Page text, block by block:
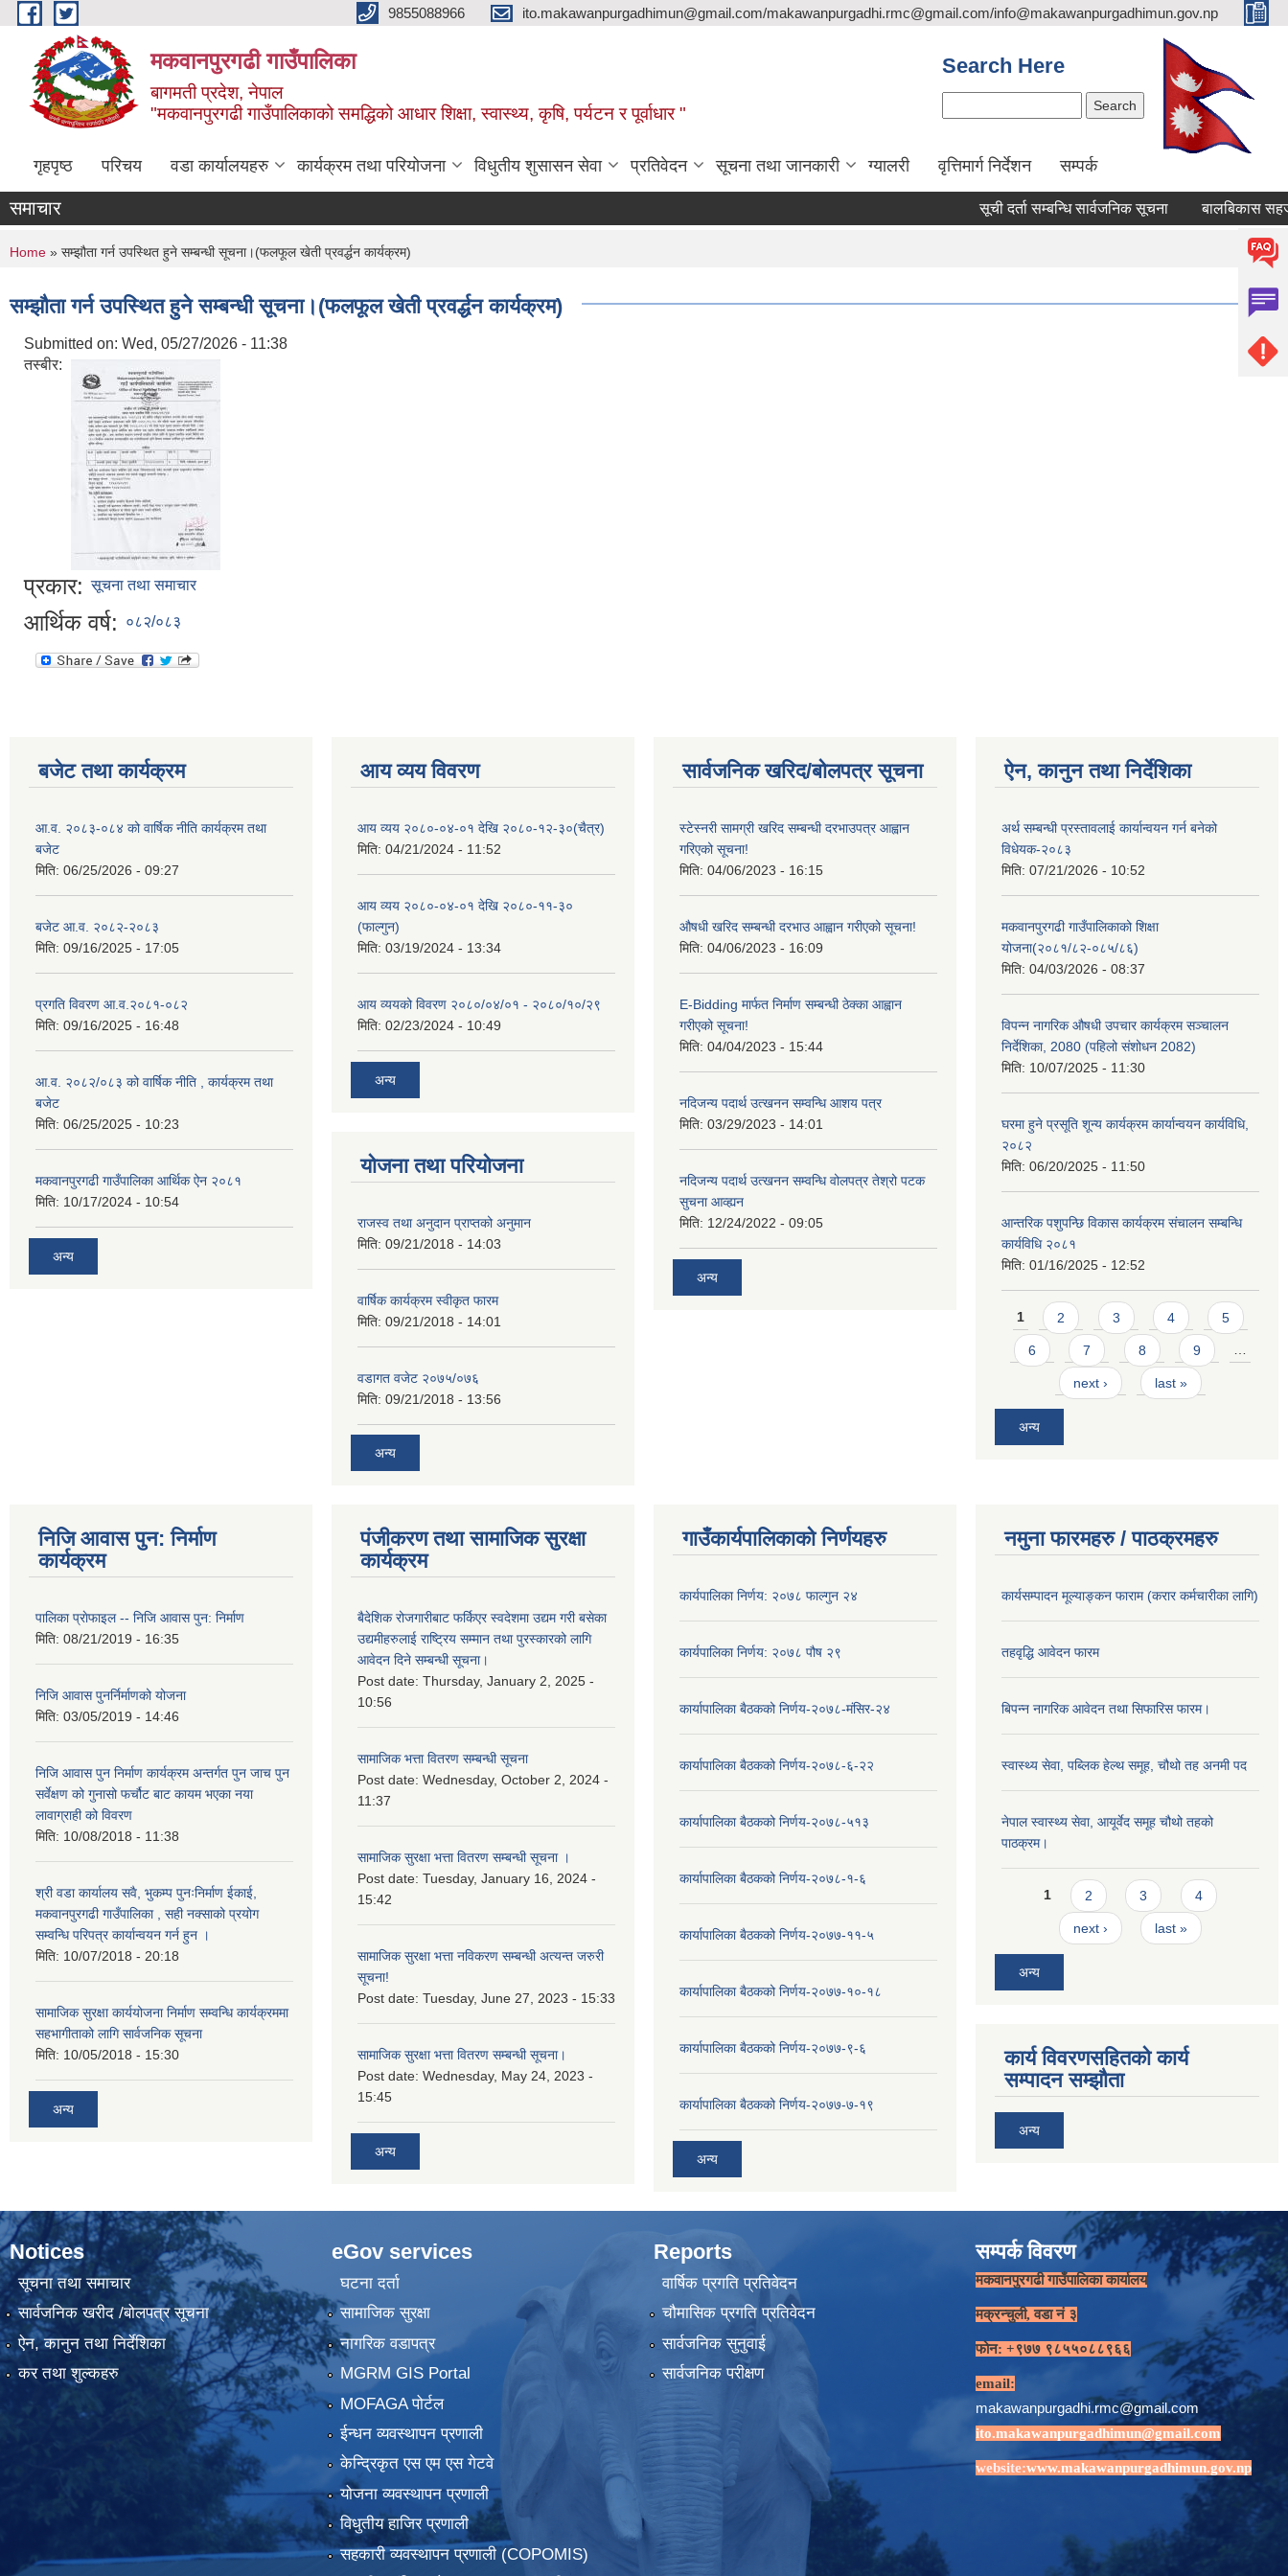
Skip to main content 9855088966 ito.makawanpurgadhimun@gmail.com/makawanpurgadhi.rmc@gmail.com/info@makawanpurgadhimun.gov.np
मकवानपुरगढी गाउँपालिका
बागमती प्रदेश, नेपाल
"मकवानपुरगढी गाउँपालिकाको समद्धिको आधार शिक्षा, स्‍वास्‍थ्‍य, कृषि, पर्यटन र पूर्वाधार "
Search Here
गृहपृष्ठ परिचय वडा कार्यालयहरु कार्यक्रम तथा परियोजना विधुतीय शुसासन सेवा प्रतिवेदन सूचना तथा जानकारी ग्यालरी वृत्तिमार्ग निर्देशन सम्पर्क
समाचार सूची दर्ता सम्बन्धि सार्वजनिक सूचना बालबिकास सहजकर्ता
You are here
Home » सम्झौता गर्न उपस्थित हुने सम्बन्धी सूचना।(फलफूल खेती प्रवर्द्धन कार्यक्रम)
सम्झौता गर्न उपस्थित हुने सम्बन्धी सूचना।(फलफूल खेती प्रवर्द्धन कार्यक्रम)
Submitted on: Wed, 05/27/2026 - 11:38
तस्बीर:
प्रकार: सूचना तथा समाचार
आर्थिक वर्ष: ०८२/०८३
बजेट तथा कार्यक्रम
आ.व. २०८३-०८४ को वार्षिक नीति कार्यक्रम तथा
बजेट
मिति: 06/25/2026 - 09:27
बजेट आ.व. २०८२-२०८३
मिति: 09/16/2025 - 17:05
प्रगति विवरण आ.व.२०८१-०८२
मिति: 09/16/2025 - 16:48
आ.व. २०८२/०८३ को वार्षिक नीति , कार्यक्रम तथा
बजेट
मिति: 06/25/2025 - 10:23
मकवानपुरगढी गाउँपालिका आर्थिक ‌‌‌ऐन २०८१
मिति: 10/17/2024 - 10:54
अन्य
आय व्यय विवरण
आय व्यय २०८०-०४-०१ देखि २०८०-१२-३०(चैत्र)
मिति: 04/21/2024 - 11:52
आय व्यय २०८०-०४-०१ देखि २०८०-११-३०
(फाल्गुन)
मिति: 03/19/2024 - 13:34
आय व्ययको विवरण २०८०/०४/०१ - २०८०/१०/२९
मिति: 02/23/2024 - 10:49
अन्य
योजना तथा परियोजना
राजस्व तथा अनुदान प्राप्तको अनुमान
मिति: 09/21/2018 - 14:03
वार्षिक कार्यक्रम स्वीकृत फारम
मिति: 09/21/2018 - 14:01
वडागत वजेट २०७५/०७६
मिति: 09/21/2018 - 13:56
अन्य
सार्वजनिक खरिद/बोलपत्र सूचना
स्टेस्नरी सामग्री खरिद सम्बन्धी दरभाउपत्र आह्वान
गरिएको सूचना!
मिति: 04/06/2023 - 16:15
औषधी खरिद सम्बन्धी दरभाउ आह्वान गरीएको सूचना!
मिति: 04/06/2023 - 16:09
E-Bidding मार्फत निर्माण सम्बन्धी ठेक्का आह्वान
गरीएको सूचना!
मिति: 04/04/2023 - 15:44
नदिजन्य पदार्थ उत्खनन सम्वन्धि आशय पत्र
मिति: 03/29/2023 - 14:01
नदिजन्य पदार्थ उत्खनन सम्वन्धि वोलपत्र तेश्रो पटक
सुचना आव्ह्यन
मिति: 12/24/2022 - 09:05
अन्य
ऐन, कानुन तथा निर्देशिका
अर्थ सम्बन्धी प्रस्तावलाई कार्यान्वयन गर्न बनेको
विधेयक-२०८३
मिति: 07/21/2026 - 10:52
मकवानपुरगढी गाउँपालिकाको शिक्षा
योजना(२०८१/८२-०८५/८६)
मिति: 04/03/2026 - 08:37
विपन्न नागरिक औषधी उपचार कार्यक्रम सञ्चालन
निर्देशिका, 2080 (पहिलो संशोधन 2082)
मिति: 10/07/2025 - 11:30
घरमा हुने प्रसूति शून्य कार्यक्रम कार्यान्वयन कार्यविधि,
२०८२
मिति: 06/20/2025 - 11:50
आन्तरिक पशुपन्छि विकास कार्यक्रम संचालन सम्बन्धि
कार्यविधि २०८१
मिति: 01/16/2025 - 12:52
Pages
1 2 3 4 5
6 7 8 9 …
next › last »
अन्य
निजि आवास पुन: निर्माण
कार्यक्रम
पालिका प्राेफाइल -- निजि आवास पुन: निर्माण
मिति: 08/21/2019 - 16:35
निजि आवास पुनर्निर्माणको योजना
मिति: 03/05/2019 - 14:46
निजि आवास पुन निर्माण कार्यक्रम अन्तर्गत पुन जाच पुन
सर्वेक्षण को गुनासो फर्चौट बाट कायम भएका नया
लावाग्राही को विवरण
मिति: 10/08/2018 - 11:38
श्री वडा कार्यालय सवै, भुकम्प पुनःनिर्माण ईकाई,
मकवानपुरगढी गाउँपालिका , सही नक्साको प्रयोग
सम्वन्धि परिपत्र कार्यान्वयन गर्न हुन ।
मिति: 10/07/2018 - 20:18
सामाजिक सुरक्षा कार्ययोजना निर्माण सम्वन्धि कार्यक्रममा
सहभागीताको लागि सार्वजनिक सूचना
मिति: 10/05/2018 - 15:30
अन्य
पंजीकरण तथा सामाजिक सुरक्षा
कार्यक्रम
बैदेशिक रोजगारीबाट फर्किएर स्वदेशमा उद्यम गरी बसेका
उद्यमीहरुलाई राष्‍ट्रिय सम्मान तथा पुरस्कारको लागि
आवेदन दिने सम्बन्धी सूचना।
Post date: Thursday, January 2, 2025 -
10:56
सामाजिक भत्ता वितरण सम्बन्धी सूचना
Post date: Wednesday, October 2, 2024 -
11:37
सामाजिक सुरक्षा भत्ता वितरण सम्बन्धी सूचना ।
Post date: Tuesday, January 16, 2024 -
15:42
सामाजिक सुरक्षा भत्ता नविकरण सम्बन्धी अत्यन्त जरुरी
सूचना!
Post date: Tuesday, June 27, 2023 - 15:33
सामाजिक सुरक्षा भत्ता वितरण सम्बन्धी सूचना।
Post date: Wednesday, May 24, 2023 -
15:45
अन्य
गाउँकार्यपालिकाको निर्णयहरु
कार्यपालिका निर्णय: २०७८ फाल्गुन २४
कार्यपालिका निर्णय: २०७८ पौष २९
कार्यापालिका बैठकको निर्णय-२०७८-मंसिर-२४
कार्यापालिका बैठकको निर्णय-२०७८-६-२२
कार्यापालिका बैठकको निर्णय-२०७८-५१३
कार्यापालिका बैठकको निर्णय-२०७८-१-६
कार्यापालिका बैठकको निर्णय-२०७७-११-५
कार्यापालिका बैठकको निर्णय-२०७७-१०-१८
कार्यापालिका बैठकको निर्णय-२०७७-९-६
कार्यापालिका बैठकको निर्णय-२०७७-७-१९
अन्य
नमुना फारमहरु / पाठक्रमहरु
कार्यसम्पादन मूल्याङ्कन फाराम (करार कर्मचारीका लागि)
तहवृद्धि आवेदन फारम
बिपन्‍न नागरिक आवेदन तथा सिफारिस फारम।
स्वास्थ्य सेवा, पब्लिक हेल्‍थ समूह, चौथो तह अनमी पद
नेपाल स्वास्थ्य सेवा, आयूर्वेद समूह चौथो तहको
पाठक्रम।
Pages
1 2 3 4
next › last »
अन्य
कार्य विवरणसहितको कार्य
सम्पादन सम्झौता
अन्य
Notices
सूचना तथा समाचार
सार्वजनिक खरीद /बोलपत्र सूचना
ऐन, कानुन तथा निर्देशिका
कर तथा शुल्कहरु
eGov services
घटना दर्ता
सामाजिक सुरक्षा
नागरिक वडापत्र
MGRM GIS Portal
MOFAGA पोर्टल
ईन्धन व्यवस्थापन प्रणाली
केन्द्रिकृत एस एम एस गेटवे
योजना व्यवस्थापन प्रणाली
विधुतीय हाजिर प्रणाली
सहकारी व्यवस्थापन प्रणाली (COPOMIS)
Reports
वार्षिक प्रगति प्रतिवेदन
चौमासिक प्रगति प्रतिवेदन
सार्वजनिक सुनुवाई
सार्वजनिक परीक्षण
सम्पर्क विवरण
मकवानपुरगढी गाउँपालिका कार्यालय
मक्रन्चुली, वडा नं ३
फोन: +९७७ ९८५५०८८९६६
email:
makawanpurgadhi.rmc@gmail.com
ito.makawanpurgadhimun@gmail.com
website:www.makawanpurgadhimun.gov.np